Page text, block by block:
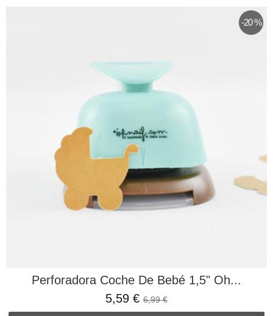
-20 %
Perforadora Coche De Bebé 1,5" Oh...
5,59 € 6,99 €